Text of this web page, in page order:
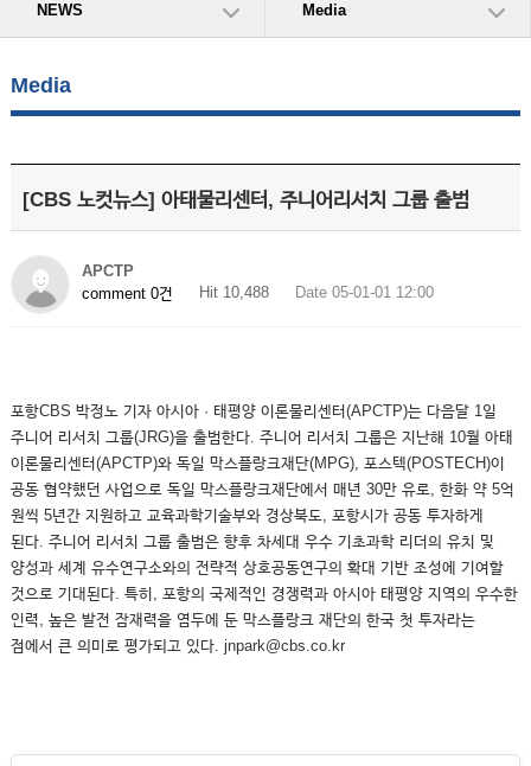
NEWS Media
Media
[CBS 노컷뉴스] 아태물리센터, 주니어리서치 그룹 출범
APCTP
comment 0건
Hit 10,488 Date 05-01-01 12:00
포항CBS 박정노 기자 아시아 · 태평양 이론물리센터(APCTP)는 다음달 1일
주니어 리서치 그룹(JRG)을 출범한다. 주니어 리서치 그룹은 지난해 10월 아태
이론물리센터(APCTP)와 독일 막스플랑크재단(MPG), 포스텍(POSTECH)이
공동 협약했던 사업으로 독일 막스플랑크재단에서 매년 30만 유로, 한화 약 5억
원씩 5년간 지원하고 교육과학기술부와 경상북도, 포항시가 공동 투자하게
된다. 주니어 리서치 그룹 출범은 향후 차세대 우수 기초과학 리더의 유치 및
양성과 세계 유수연구소와의 전략적 상호공동연구의 확대 기반 조성에 기여할
것으로 기대된다. 특히, 포항의 국제적인 경쟁력과 아시아 태평양 지역의 우수한
인력, 높은 발전 잠재력을 염두에 둔 막스플랑크 재단의 한국 첫 투자라는
점에서 큰 의미로 평가되고 있다. jnpark@cbs.co.kr